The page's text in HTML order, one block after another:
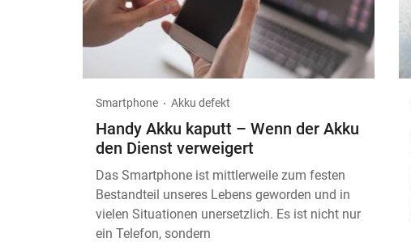
Smartphone Akku defekt
Handy Akku kaputt – Wenn der Akku
den Dienst verweigert
Das Smartphone ist mittlerweile zum festen
Bestandteil unseres Lebens geworden und in
vielen Situationen unersetzlich. Es ist nicht nur
ein Telefon, sondern